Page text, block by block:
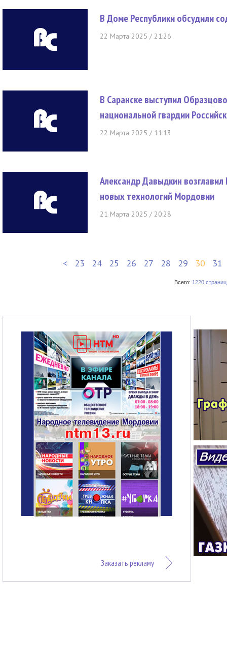
В Доме Республики обсудили
22 Марта 2025 / 21:26
В Саранске выступил
национальной гвардии
22 Марта 2025 / 11:13
Александр Давыдкин
новых технологий Мордовии
21 Марта 2025 / 20:28
< 23 24 25 26 27 28 29 30 31
Всего: 1220 страниц
Заказать рекламу